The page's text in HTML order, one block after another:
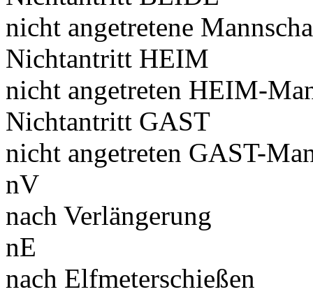
nicht angetretene
Nichtantritt HEIM
nicht angetreten HEIM-
Nichtantritt GAST
nicht angetreten GAST-
nV
nach Verlängerung
nE
nach Elfmeterschießen